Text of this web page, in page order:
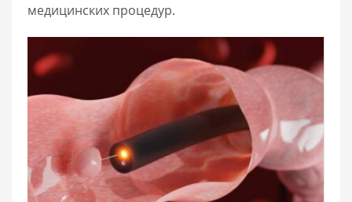
медицинских процедур.